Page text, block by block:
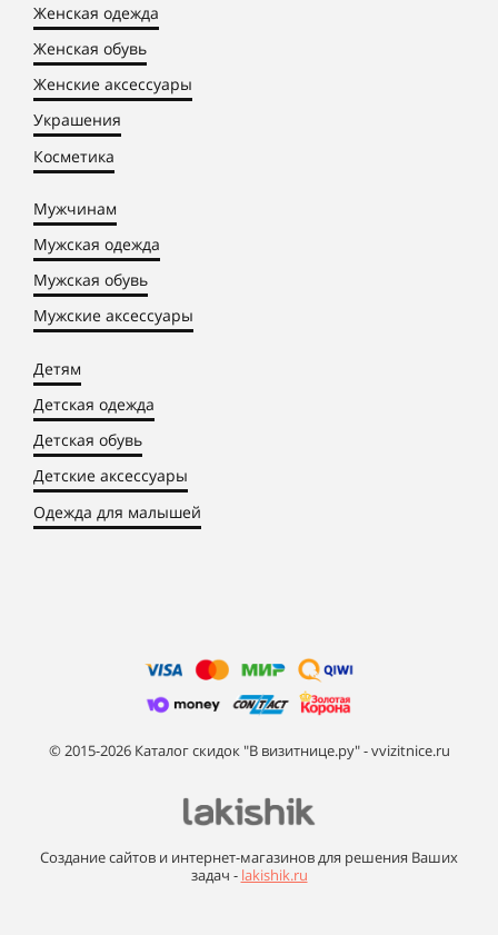
Женская одежда
Женская обувь
Женские аксессуары
Украшения
Косметика
Мужчинам
Мужская одежда
Мужская обувь
Мужские аксессуары
Детям
Детская одежда
Детская обувь
Детские аксессуары
Одежда для малышей
© 2015-2026 Каталог скидок "В визитнице.ру" - vvizitnice.ru
Создание сайтов и интернет-магазинов для решения Ваших
задач - lakishik.ru